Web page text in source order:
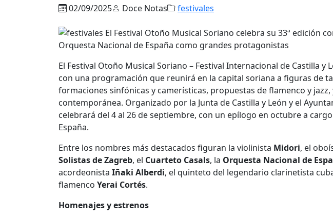
02/09/2025 Doce Notas festivales
El Festival Otoño Musical Soriano – Festival Internacional de Castilla y
con una programación que reunirá en la capital soriana a figuras de
formaciones sinfónicas y camerísticas, propuestas de flamenco y
contemporánea. Organizado por la Junta de Castilla y León y el
celebrará del 4 al 26 de septiembre, con un epílogo en octubre a
España.
Entre los nombres más destacados figuran la violinista Midori, el
Solistas de Zagreb, el Cuarteto Casals, la Orquesta Nacional de
acordeonista Iñaki Alberdi, el quinteto del legendario clarinetista
flamenco Yerai Cortés.
Homenajes y estrenos